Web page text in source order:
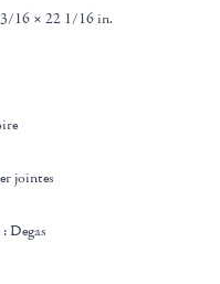
16 × 22 1/16 in.
jointes
Degas